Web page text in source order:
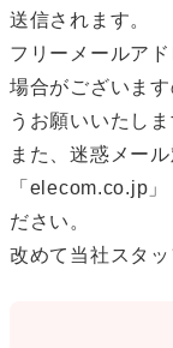
送信されます。
フリーメールア
場合がございま
うお願いいたしま
また、迷惑メー
「elecom.co.jp
ださい。
改めて当社スタ